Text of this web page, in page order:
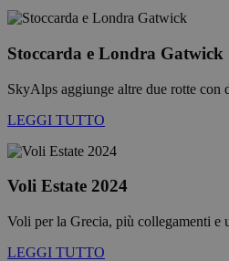
Stoccarda e Londra Gatwick
SkyAlps aggiunge altre due rotte con
LEGGI TUTTO
Voli Estate 2024
Voli per la Grecia, più collegamenti e
LEGGI TUTTO